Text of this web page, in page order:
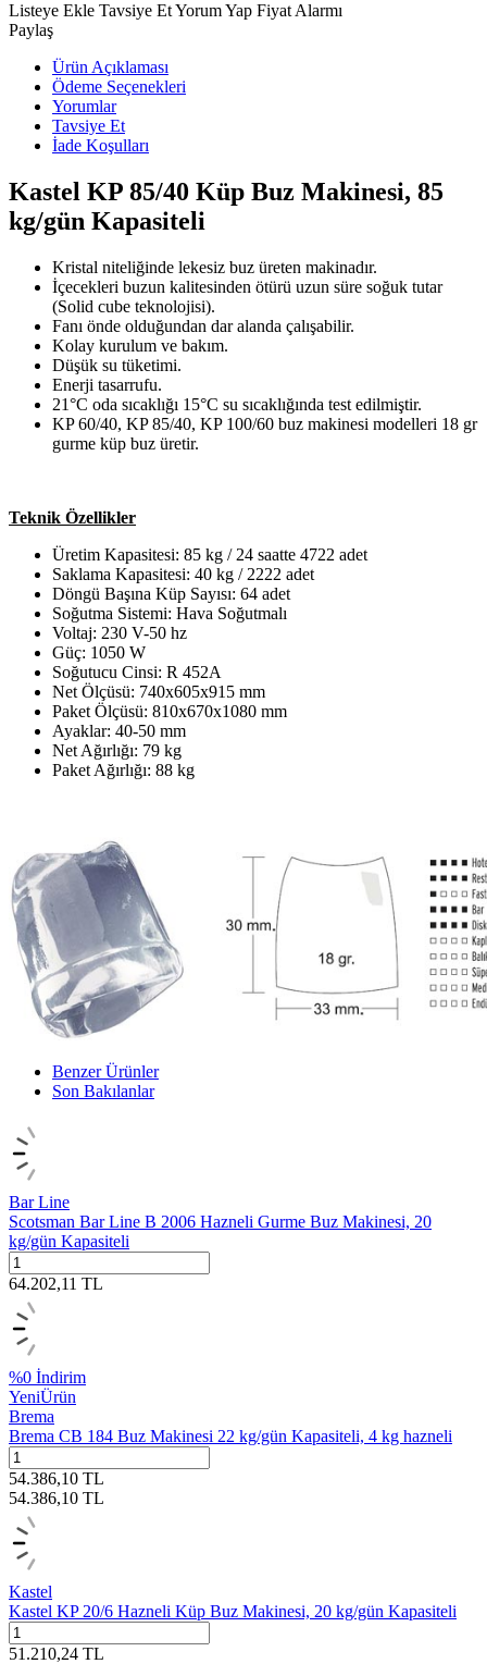
Listeye Ekle Tavsiye EtYorum Yap Fiyat Alarmı
Paylaş
Ürün Açıklaması
Ödeme Seçenekleri
Yorumlar
Tavsiye Et
İade Koşulları
Kastel KP 85/40 Küp Buz Makinesi, 85
kg/gün Kapasiteli
Kristal niteliğinde lekesiz buz üreten makinadır.
İçecekleri buzun kalitesinden ötürü uzun süre soğuk tutar
(Solid cube teknolojisi).
Fanı önde olduğundan dar alanda çalışabilir.
Kolay kurulum ve bakım.
Düşük su tüketimi.
Enerji tasarrufu.
21°C oda sıcaklığı 15°C su sıcaklığında test edilmiştir.
KP 60/40, KP 85/40, KP 100/60 buz makinesi modelleri 18 gr
gurme küp buz üretir.
Teknik Özellikler
Üretim Kapasitesi: 85 kg / 24 saatte 4722 adet
Saklama Kapasitesi: 40 kg / 2222 adet
Döngü Başına Küp Sayısı: 64 adet
Soğutma Sistemi: Hava Soğutmalı
Voltaj: 230 V-50 hz
Güç: 1050 W
Soğutucu Cinsi: R 452A
Net Ölçüsü: 740x605x915 mm
Paket Ölçüsü: 810x670x1080 mm
Ayaklar: 40-50 mm
Net Ağırlığı: 79 kg
Paket Ağırlığı: 88 kg
Benzer Ürünler
Son Bakılanlar
Bar Line
Scotsman Bar Line B 2006 Hazneli Gurme Buz Makinesi, 20
kg/gün Kapasiteli
64.202,11 TL
%0 İndirim
YeniÜrün
Brema
Brema CB 184 Buz Makinesi 22 kg/gün Kapasiteli, 4 kg hazneli
54.386,10 TL
54.386,10 TL
Kastel
Kastel KP 20/6 Hazneli Küp Buz Makinesi, 20 kg/gün Kapasiteli
51.210,24 TL